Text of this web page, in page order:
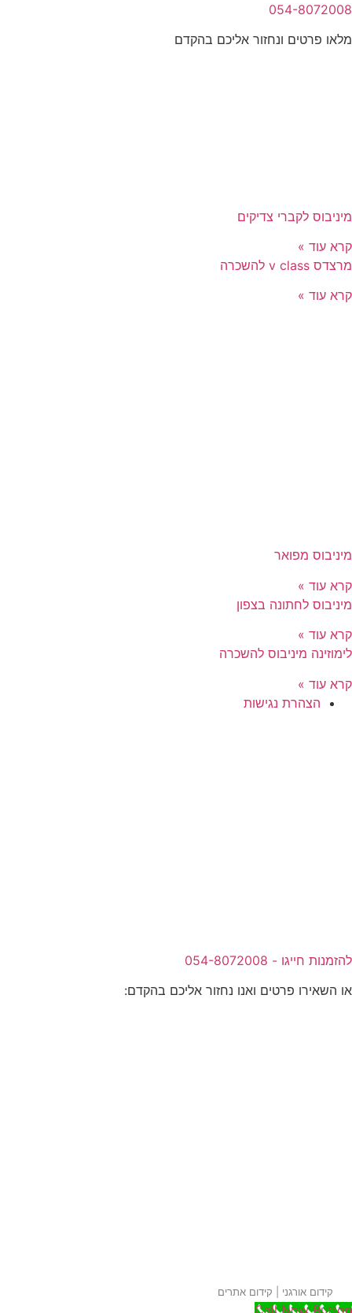
054-8072008
מלאו פרטים ונחזור אליכם בהקדם
מיניבוס לקברי צדיקים
קרא עוד »
מרצדס v class להשכרה
קרא עוד »
מיניבוס מפואר
קרא עוד »
מיניבוס לחתונה בצפון
קרא עוד »
לימוזינה מיניבוס להשכרה
קרא עוד »
הצהרת נגישות
להזמנות חייגו - 054-8072008
או השאירו פרטים ואנו נחזור אליכם בהקדם:
קידום אורגני קידום אתרים